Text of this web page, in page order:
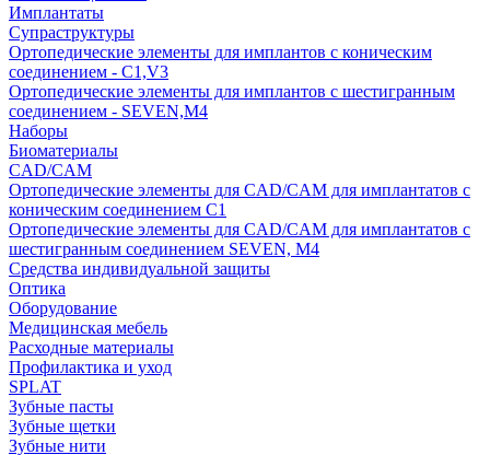
Имплантаты
Супраструктуры
Ортопедические элементы для имплантов с коническим
соединением - C1,V3
Ортопедические элементы для имплантов с шестигранным
соединением - SEVEN,M4
Наборы
Биоматериалы
CAD/CAM
Ортопедические элементы для CAD/CAM для имплантатов с
коническим соединением С1
Ортопедические элементы для CAD/CAM для имплантатов с
шестигранным соединением SEVEN, М4
Средства индивидуальной защиты
Оптика
Оборудование
Медицинская мебель
Расходные материалы
Профилактика и уход
SPLAT
Зубные пасты
Зубные щетки
Зубные нити